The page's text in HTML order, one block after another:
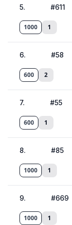
5. #611
1000 1
6. #58
600 2
7. #55
600 1
8. #85
1000 1
9. #669
1000 1